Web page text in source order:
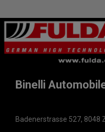
Binelli
Badenerstrasse 527, 8048